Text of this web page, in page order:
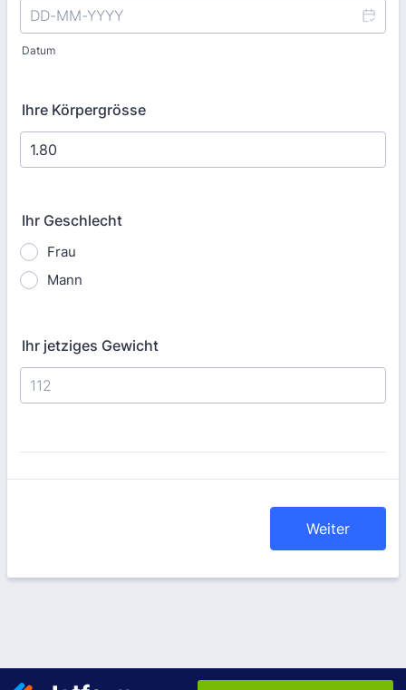
Datum
Ihre Körpergrösse
Ihr Geschlecht
Frau
Mann
Ihr jetziges Gewicht
Weiter